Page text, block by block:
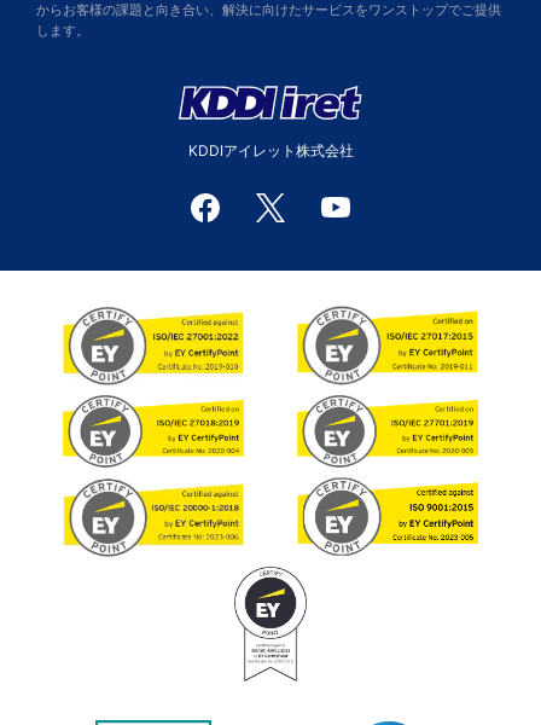
からお客様の課題と向き合い、解決に向けたサービスをワンストップでご提供
します。
KDDIアイレット株式会社